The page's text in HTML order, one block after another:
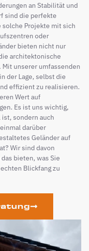
an Stabilität und
sind die perfekte
Projekte mit sich
oder
bieten nicht nur
architektonische
Mit unserer umfassenden
der Lage, selbst die
effizient zu realisieren.
Wert auf
Es ist uns wichtig,
sondern auch
darüber
Geländer auf
Wir sind davon
bieten, was Sie
Blickfang zu